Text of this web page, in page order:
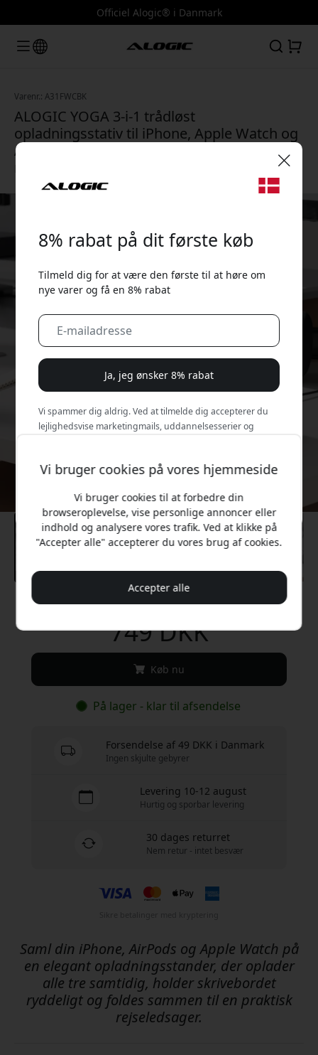
Officiel Alogic® i Danmark
Varenr.: A31FWCBK
ALOGIC YOGA 3-i-1 trådløst
opladningsstativ til iPhone, Apple Watch og
AirPods med MagSafe, kompakt og
Anbefalet pris
749 DKK
Køb nu
På lager - klar til afsendelse
Forsendelse af 49 DKK i Danmark
Ingen skjulte gebyrer
Levering 10-12 august
Hurtig og sporbar levering
30 dages returret
Nem retur - intet besvær
Saml din iPhone, AirPods og Apple Watch på
en elegant opladningsstander, der oplader
alle tre samtidig, holder skrivebordet
ryddeligt og foldes sammen til en praktisk
rejseledsager.
Vi bruger cookies på vores hjemmeside
Vi bruger cookies til at forbedre din
browseroplevelse, vise personlige annoncer eller
indhold og analysere vores trafik. Ved at klikke på
"Accepter alle" accepterer du vores brug af cookies.
Accepter alle
8% rabat på dit første køb
Tilmeld dig for at være den første til at høre om
nye varer og få en 8% rabat
Ja, jeg ønsker 8% rabat
Vi spammer dig aldrig. Ved at tilmelde dig accepterer du
lejlighedsvise marketingmails, uddannelsesserier og
Nej, jeg vil hellere betale fuld pris.
🎉 Din rabatkode: